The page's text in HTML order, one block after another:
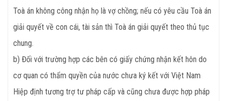
Toà án không công nhận họ là vợ chồng; nếu có yêu cầu Toà án
giải quyết về con cái, tài sản thì Toà án giải quyết theo thủ tục
chung.
b) Đối với trường hợp các bên có giấy chứng nhận kết hôn do
cơ quan có thẩm quyền của nước chưa ký kết với Việt Nam
Hiệp định tương trợ tư pháp cấp và cũng chưa được hợp pháp